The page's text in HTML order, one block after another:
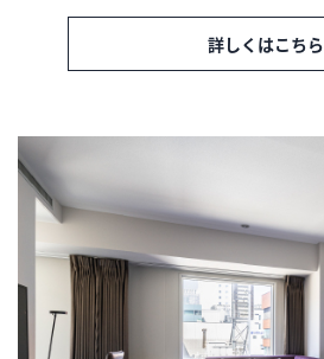
詳しくはこちら